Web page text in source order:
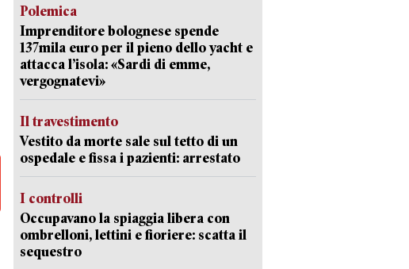
Polemica
Imprenditore bolognese spende
137mila euro per il pieno dello yacht e
attacca l’isola: «Sardi di emme,
vergognatevi»
Il travestimento
Vestito da morte sale sul tetto di un
ospedale e fissa i pazienti: arrestato
I controlli
Occupavano la spiaggia libera con
ombrelloni, lettini e fioriere: scatta il
sequestro